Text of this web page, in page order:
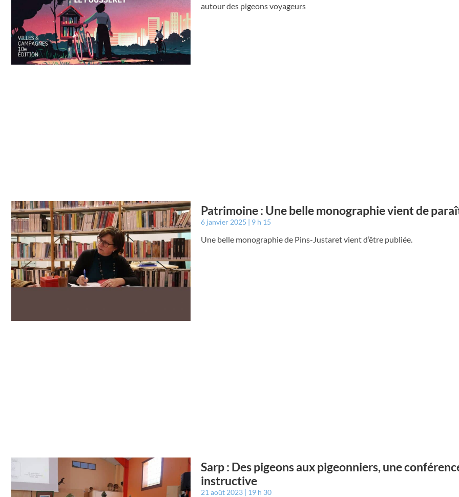
autour des pigeons voyageurs
Patrimoine : Une belle monographie vient de
6 janvier 2025 9 h 15
Une belle monographie de Pins-Justaret vient d’être publiée.
Sarp : Des pigeons aux pigeonniers, une
instructive
21 août 2023 19 h 30